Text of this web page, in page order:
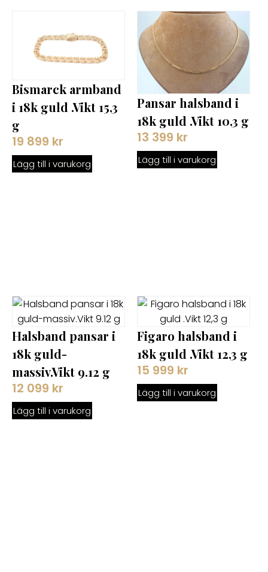
Bismarck armband
i 18k guld .Vikt 15,3
g
19 899 kr
Lägg till i varukorg
Pansar halsband i
18k guld .Vikt 10,3 g
13 399 kr
Lägg till i varukorg
Halsband pansar i
18k guld-
massiv.Vikt 9.12 g
12 099 kr
Lägg till i varukorg
Figaro halsband i
18k guld .Vikt 12,3 g
15 999 kr
Lägg till i varukorg